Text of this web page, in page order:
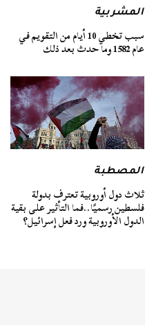
المشربية
سبب تخطي 10 أيام من التقويم في
عام 1582 وما حدث بعد ذلك
المصطبة
ثلاث دول أوروبية تعترف بدولة
فلسطين رسميًا..فما التأثير على بقية
الدول الأوروبية ورد فعل إسرائيل؟